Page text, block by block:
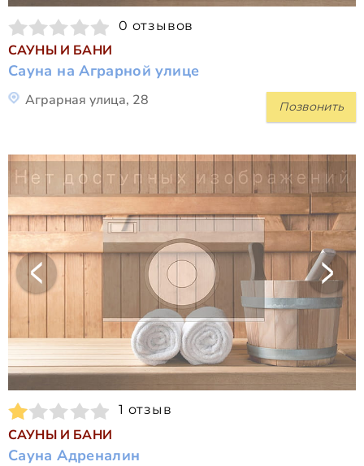
0 отзывов
САУНЫ И БАНИ
Сауна на Аграрной улице
Позвонить
Аграрная улица, 28
1 отзыв
САУНЫ И БАНИ
Сауна Адреналин